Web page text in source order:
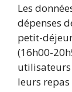
Les
dépenses
petit-
(16h00-
utilisateurs
leurs